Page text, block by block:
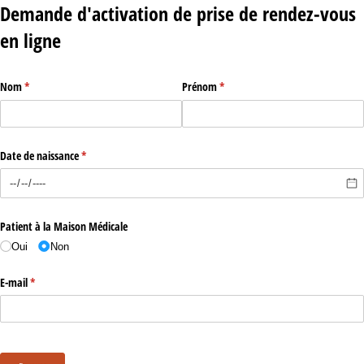
Demande d'activation de prise de rendez-vous
en ligne
Nom*
(requis) Prénom*
(requis)
Date de naissance*
(requis)
Patient à la Maison Médicale
Oui Non
E-mail*
(requis)